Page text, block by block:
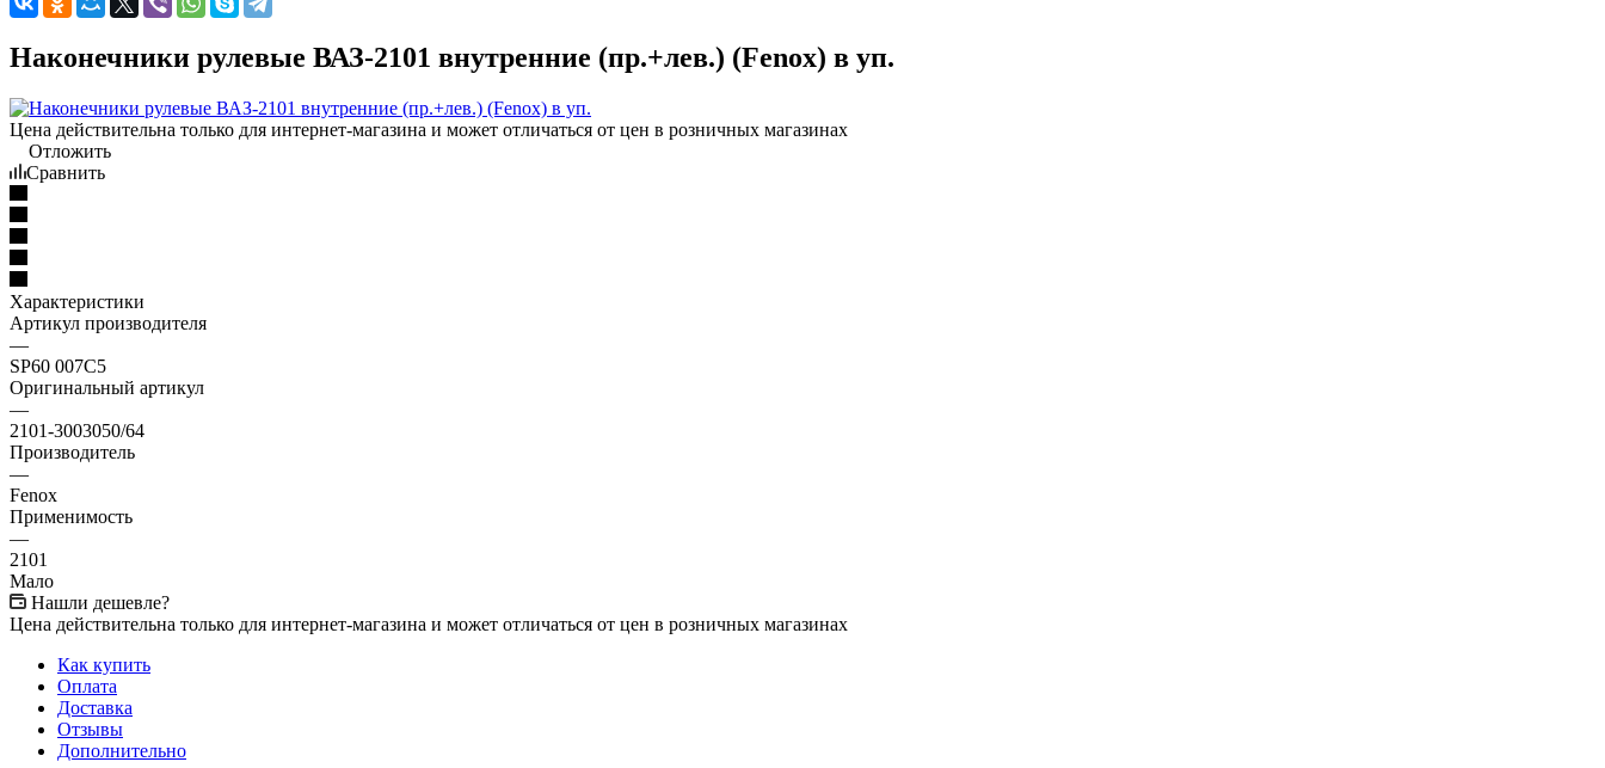
Наконечники рулевые ВАЗ-2101 внутренние (пр.+лев.) (Fenox) в уп.
Цена действительна только для интернет-магазина и может отличаться от цен в розничных магазинах
Отложить
Сравнить
Характеристики
Артикул производителя
—
SP60 007C5
Оригинальный артикул
—
2101-3003050/64
Производитель
—
Fenox
Применимость
—
2101
Мало
Нашли дешевле?
Цена действительна только для интернет-магазина и может отличаться от цен в розничных магазинах
Как купить
Оплата
Доставка
Отзывы
Дополнительно